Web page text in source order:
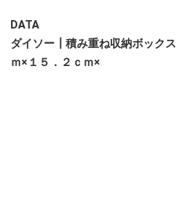
DATA
ダイソー┃積み重ね収納ボック
ｍ×１５．２ｃｍ×